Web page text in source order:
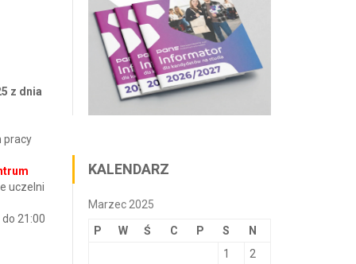
z dnia
pracy
uczelni
21:00
KALENDARZ
Marzec 2025
P W Ś C P S N
1
2